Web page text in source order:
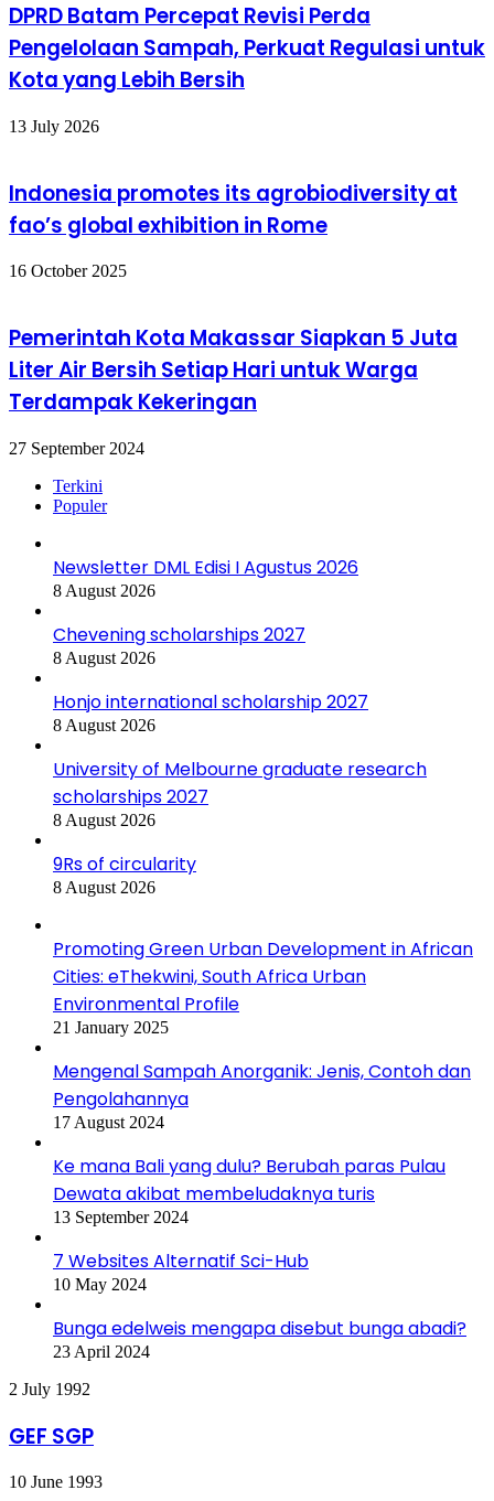
DPRD Batam Percepat Revisi Perda
Pengelolaan Sampah, Perkuat Regulasi untuk
Kota yang Lebih Bersih
13 July 2026
Indonesia promotes its agrobiodiversity at
fao’s global exhibition in Rome
16 October 2025
Pemerintah Kota Makassar Siapkan 5 Juta
Liter Air Bersih Setiap Hari untuk Warga
Terdampak Kekeringan
27 September 2024
Terkini
Populer
Newsletter DML Edisi I Agustus 2026
8 August 2026
Chevening scholarships 2027
8 August 2026
Honjo international scholarship 2027
8 August 2026
University of Melbourne graduate research
scholarships 2027
8 August 2026
9Rs of circularity
8 August 2026
Promoting Green Urban Development in African
Cities: eThekwini, South Africa Urban
Environmental Profile
21 January 2025
Mengenal Sampah Anorganik: Jenis, Contoh dan
Pengolahannya
17 August 2024
Ke mana Bali yang dulu? Berubah paras Pulau
Dewata akibat membeludaknya turis
13 September 2024
7 Websites Alternatif Sci-Hub
10 May 2024
Bunga edelweis mengapa disebut bunga abadi?
23 April 2024
GEF
2 July 1992
GEF SGP
Aqua
10 June 1993